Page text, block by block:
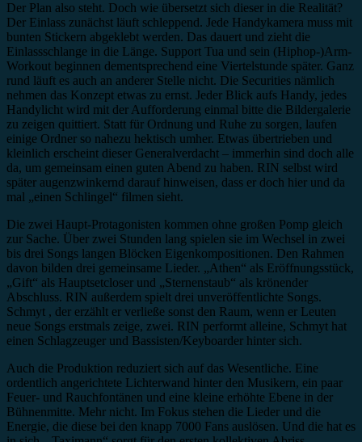
Der Plan also steht. Doch wie übersetzt sich dieser in die Realität?
Der Einlass zunächst läuft schleppend. Jede Handykamera muss mit
bunten Stickern abgeklebt werden. Das dauert und zieht die
Einlassschlange in die Länge. Support Tua und sein (Hiphop-)Arm-
Workout beginnen dementsprechend eine Viertelstunde später. Ganz
rund läuft es auch an anderer Stelle nicht. Die Securities nämlich
nehmen das Konzept etwas zu ernst. Jeder Blick aufs Handy, jedes
Handylicht wird mit der Aufforderung einmal bitte die Bildergalerie
zu zeigen quittiert. Statt für Ordnung und Ruhe zu sorgen, laufen
einige Ordner so nahezu hektisch umher. Etwas übertrieben und
kleinlich erscheint dieser Generalverdacht – immerhin sind doch alle
da, um gemeinsam einen guten Abend zu haben. RIN selbst wird
später augenzwinkernd darauf hinweisen, dass er doch hier und da
mal „einen Schlingel“ filmen sieht.
Die zwei Haupt-Protagonisten kommen ohne großen Pomp gleich
zur Sache. Über zwei Stunden lang spielen sie im Wechsel in zwei
bis drei Songs langen Blöcken Eigenkompositionen. Den Rahmen
davon bilden drei gemeinsame Lieder. „Athen“ als Eröffnungsstück,
„Gift“ als Hauptsetcloser und „Sternenstaub“ als krönender
Abschluss. RIN außerdem spielt drei unveröffentlichte Songs.
Schmyt , der erzählt er verließe sonst den Raum, wenn er Leuten
neue Songs erstmals zeige, zwei. RIN performt alleine, Schmyt hat
einen Schlagzeuger und Bassisten/Keyboarder hinter sich.
Auch die Produktion reduziert sich auf das Wesentliche. Eine
ordentlich angerichtete Lichterwand hinter den Musikern, ein paar
Feuer- und Rauchfontänen und eine kleine erhöhte Ebene in der
Bühnenmitte. Mehr nicht. Im Fokus stehen die Lieder und die
Energie, die diese bei den knapp 7000 Fans auslösen. Und die hat es